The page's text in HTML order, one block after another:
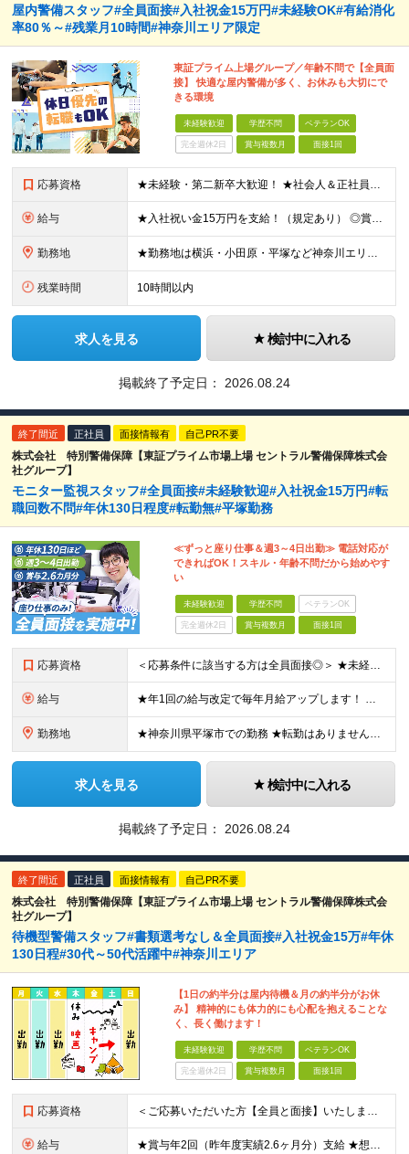
屋内警備スタッフ#全員面接#入社祝金15万円#未経験OK#有給消化
率80％～#残業月10時間#神奈川エリア限定
東証プライム上場グループ／年齢不問で【全員面
接】 快適な屋内警備が多く、お休みも大切にで
きる環境
未経験歓迎 学歴不問 ベテランOK
完全週休2日 賞与複数月 面接1回
応募資格 ★未経験・第二新卒大歓迎！ ★社会人＆正社員デビューを実現できます♪ ★学歴・転職回数・ブランク不問 ★65歳未満の方（定年年齢を上限とするため） ※人物重視の採用です！ ≪未経験スタートの社員が多
給与 ★入社祝い金15万円を支給！（規定あり） ◎賞与年2回（2.6ヶ月分） ◎通勤手当（月5万円まで） ◎残業手当（全額支給） ◎家族手当（1名につき7,000円支給） ◎夜勤手当（1000円/回 ※1ヶ
勤務地 ★勤務地は横浜・小田原・平塚など神奈川エリア限定！ ★面接1回で入社が可能です。最短1週間での入社も！ 平塚市内（施設先）もしくは隣接する近隣の地域での勤務となります。 ・神奈川県平塚市 ・神奈川県
残業時間 10時間以内
求人を見る 検討中に入れる
掲載終了予定日： 2026.08.24
終了間近 正社員 面接情報有 自己PR不要
株式会社 特別警備保障【東証プライム市場上場 セントラル警備保障株式会
社グループ】
モニター監視スタッフ#全員面接#未経験歓迎#入社祝金15万円#転
職回数不問#年休130日程度#転勤無#平塚勤務
≪ずっと座り仕事＆週3～4日出勤≫ 電話対応が
できればOK！スキル・年齢不問だから始めやす
い
未経験歓迎 学歴不問 ベテランOK
完全週休2日 賞与複数月 面接1回
応募資格 ＜応募条件に該当する方は全員面接◎＞ ★未経験・第二新卒大歓迎！ ★社会人＆正社員デビューを実現できます！ ◆学歴不問 ◆65歳未満の方（定年年齢を上限とするため） ◆転職回数・ブランク不問 ≪人
給与 ★年1回の給与改定で毎年月給アップします！ ★家族・夜勤・深夜・健診など多彩な各種手当をご用意！ 月給22万1,000円～23万6,000円＋残業手当＋その他手当 ※上記は最低保証額です。年1回の給
勤務地 ★神奈川県平塚市での勤務 ★転勤はありません！ ★車・バイク通勤OK ≪本社≫ 神奈川県平塚市四之宮2-14-52 (変更の範囲)上記を除く当社関連勤務地
求人を見る 検討中に入れる
掲載終了予定日： 2026.08.24
終了間近 正社員 面接情報有 自己PR不要
株式会社 特別警備保障【東証プライム市場上場 セントラル警備保障株式会
社グループ】
待機型警備スタッフ#書類選考なし＆全員面接#入社祝金15万#年休
130日程#30代～50代活躍中#神奈川エリア
【1日の約半分は屋内待機＆月の約半分がお休
み】 精神的にも体力的にも心配を抱えることな
く、長く働けます！
未経験歓迎 学歴不問 ベテランOK
完全週休2日 賞与複数月 面接1回
応募資格 ＜ご応募いただいた方【全員と面接】いたします！＞ ●学歴不問、職種・業種未経験歓迎！ ●普通自動車免許をお持ちの方（AT限定可） ●65歳未満の方（定年年齢を上限とするため） 【こういった方も大歓迎
給与 ★賞与年2回（昨年度実績2.6ヶ月分）支給 ★想定年収400万円～ ★想定月収251,000円～267,000円 ★入社祝い金15万円あり（規定あり） 月給221,000円～236,000円＋残業手